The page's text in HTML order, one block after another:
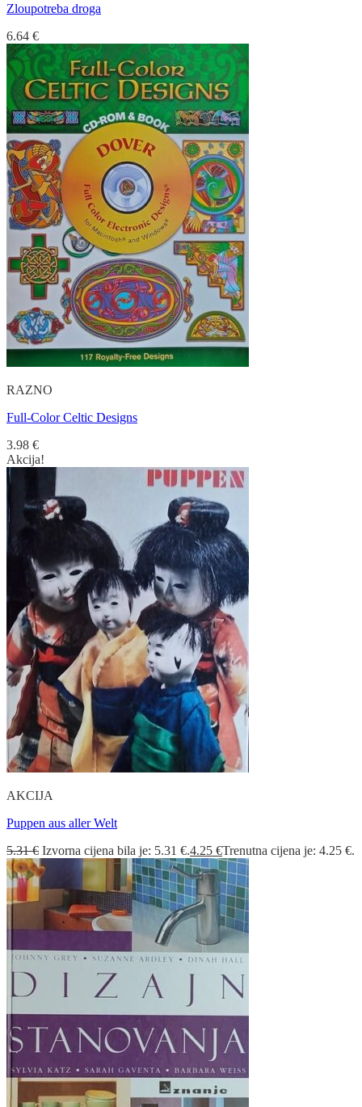
Zloupotreba droga
6.64 €
RAZNO
Full-Color Celtic Designs
3.98 €
Akcija!
AKCIJA
Puppen aus aller Welt
5.31€ Izvorna cijena bila je: 5.31 €.4.25 €Trenutna cijena je: 4.25 €.